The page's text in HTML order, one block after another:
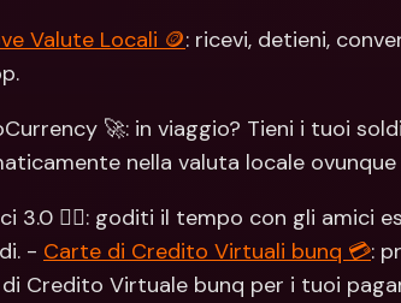
Valute Locali 🪙: ricevi, detieni,
🚀: in viaggio? Tieni i tuoi
nella valuta locale
- Carte di Credito Virtuali bunq 💳:
Credito Virtuale bunq per i tuoi